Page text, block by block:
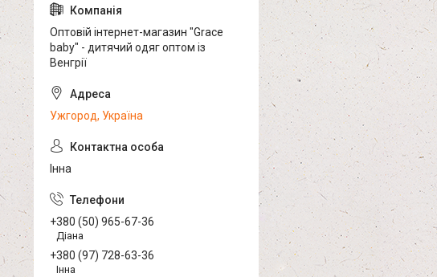
Оптовій інтернет-магазин "Grace
baby" - дитячий одяг оптом із
Венгрії
Ужгород, Україна
Інна
+380 (50) 965-67-36
Діана
+380 (97) 728-63-36
Інна